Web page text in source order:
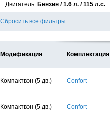
Двигатель: Бензин / 1.6 л. / 115 л.с.
Сбросить все фильтры
Модификация Комплектация
Компактвэн (5 дв.) Confort
Компактвэн (5 дв.) Confort